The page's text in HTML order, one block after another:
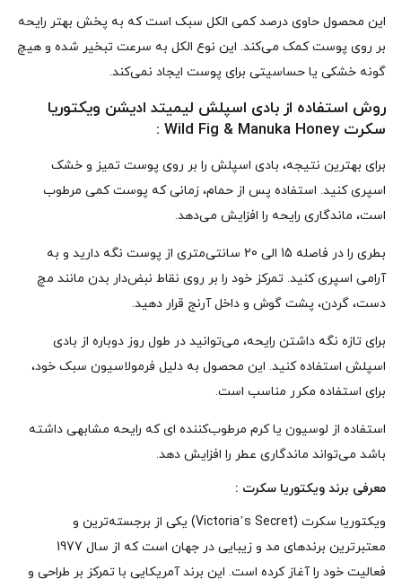
این محصول حاوی درصد کمی الکل سبک است که به پخش بهتر رایحه
بر روی پوست کمک می‌کند. این نوع الکل به سرعت تبخیر شده و هیچ‌
گونه خشکی یا حساسیتی برای پوست ایجاد نمی‌کند.
روش استفاده از بادی اسپلش لیمیتد ادیشن ویکتوریا
سکرت Wild Fig & Manuka Honey :
برای بهترین نتیجه، بادی اسپلش را بر روی پوست تمیز و خشک
اسپری کنید. استفاده پس از حمام، زمانی که پوست کمی مرطوب
است، ماندگاری رایحه را افزایش می‌دهد.
بطری را در فاصله 15 الی 20 سانتی‌متری از پوست نگه دارید و به
آرامی اسپری کنید. تمرکز خود را بر روی نقاط نبض‌دار بدن مانند مچ
دست، گردن، پشت گوش و داخل آرنج قرار دهید.
برای تازه نگه داشتن رایحه، می‌توانید در طول روز دوباره از بادی
اسپلش استفاده کنید. این محصول به دلیل فرمولاسیون سبک خود،
برای استفاده مکرر مناسب است.
استفاده از لوسیون یا کرم مرطوب‌کننده‌ ای که رایحه مشابهی داشته
باشد می‌تواند ماندگاری عطر را افزایش دهد.
معرفی برند ویکتوریا سکرت :
ویکتوریا سکرت (Victoria’s Secret) یکی از برجسته‌ترین و
معتبرترین برندهای مد و زیبایی در جهان است که از سال 1977
فعالیت خود را آغاز کرده است. این برند آمریکایی با تمرکز بر طراحی و